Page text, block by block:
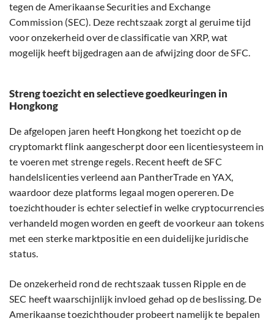
tegen de Amerikaanse Securities and Exchange
Commission (SEC). Deze rechtszaak zorgt al geruime tijd
voor onzekerheid over de classificatie van XRP, wat
mogelijk heeft bijgedragen aan de afwijzing door de SFC.
Streng toezicht en selectieve goedkeuringen in
Hongkong
De afgelopen jaren heeft Hongkong het toezicht op de
cryptomarkt flink aangescherpt door een licentiesysteem in
te voeren met strenge regels. Recent heeft de SFC
handelslicenties verleend aan PantherTrade en YAX,
waardoor deze platforms legaal mogen opereren. De
toezichthouder is echter selectief in welke cryptocurrencies
verhandeld mogen worden en geeft de voorkeur aan tokens
met een sterke marktpositie en een duidelijke juridische
status.
De onzekerheid rond de rechtszaak tussen Ripple en de
SEC heeft waarschijnlijk invloed gehad op de beslissing. De
Amerikaanse toezichthouder probeert namelijk te bepalen